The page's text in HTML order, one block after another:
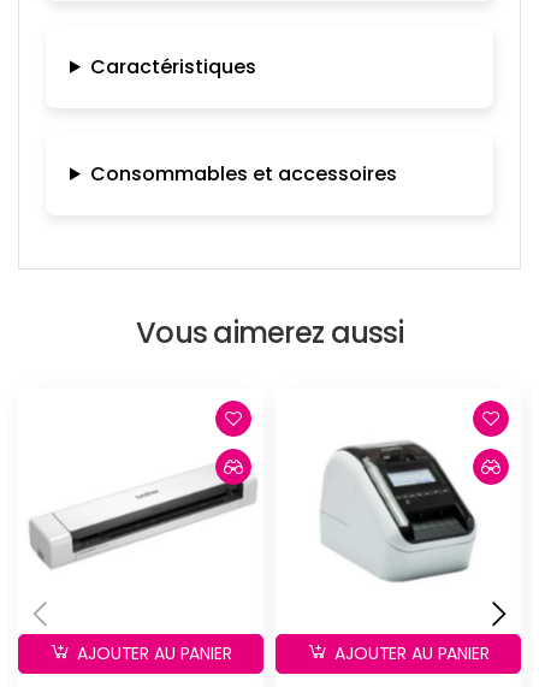
Caractéristiques
Consommables et accessoires
Vous aimerez aussi
AJOUTER AU PANIER
AJOUTER AU PANIER